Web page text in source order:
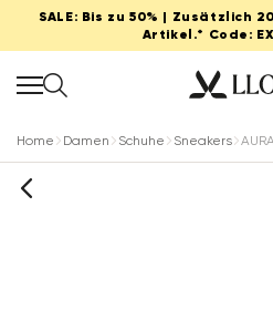
SALE: Bis zu 50% | Zusätzlich
Artikel.* Code:
Home Damen Schuhe Sneakers